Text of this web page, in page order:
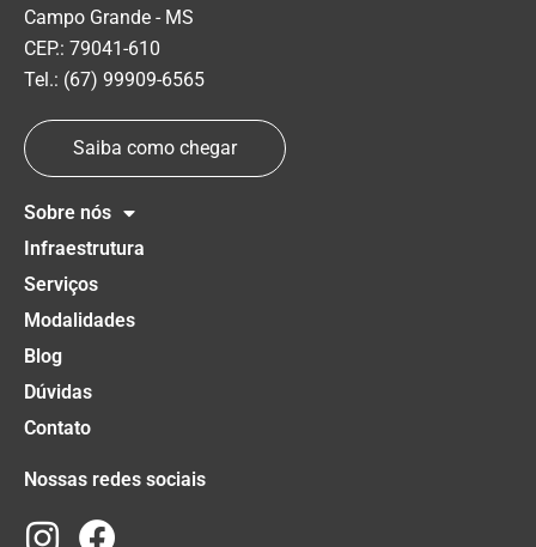
Campo Grande - MS
CEP.: 79041-610
Tel.: (67) 99909-6565
Saiba como chegar
Sobre nós
Infraestrutura
Serviços
Modalidades
Blog
Dúvidas
Contato
Nossas redes sociais